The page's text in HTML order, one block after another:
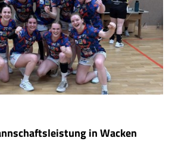
in Wacken